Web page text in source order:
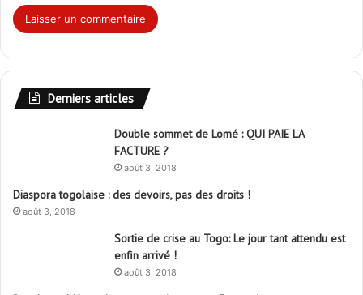
Derniers articles
Double sommet de Lomé : QUI PAIE LA
FACTURE ?
août 3, 2018
Diaspora togolaise : des devoirs, pas des droits !
août 3, 2018
Sortie de crise au Togo: Le jour tant attendu est
enfin arrivé !
août 3, 2018